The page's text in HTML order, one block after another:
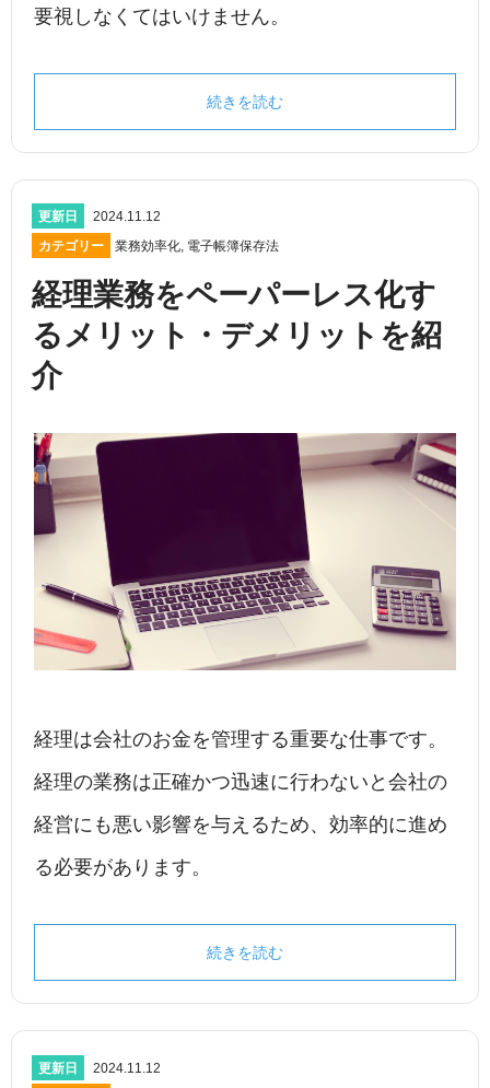
要視しなくてはいけません。
続きを読む
更新日
2024.11.12
カテゴリー
業務効率化, 電子帳簿保存法
経理業務をペーパーレス化す
るメリット・デメリットを紹
介
経理は会社のお金を管理する重要な仕事です。
経理の業務は正確かつ迅速に行わないと会社の
経営にも悪い影響を与えるため、効率的に進め
る必要があります。
続きを読む
更新日
2024.11.12